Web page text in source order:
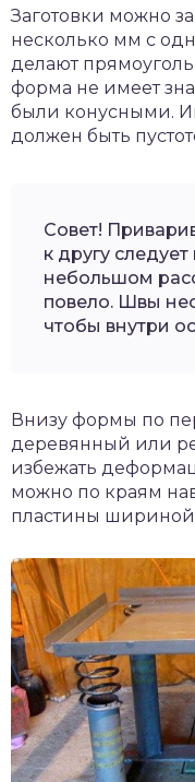
Заготовки можно
несколько мм с
делают
форма не имеет
были конусными.
должен быть
Совет!
к другу
небольшом
повело. Швы
чтобы внутри
Внизу формы по
деревянный или
избежать
можно по краям
пластины